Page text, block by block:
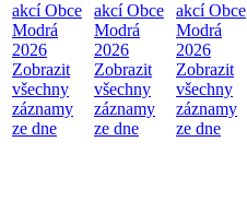
akcí Obce
Modrá
2026
Zobrazit
všechny
záznamy
ze dne
akcí Obce
Modrá
2026
Zobrazit
všechny
záznamy
ze dne
akcí Obce
Modrá
2026
Zobrazit
všechny
záznamy
ze dne